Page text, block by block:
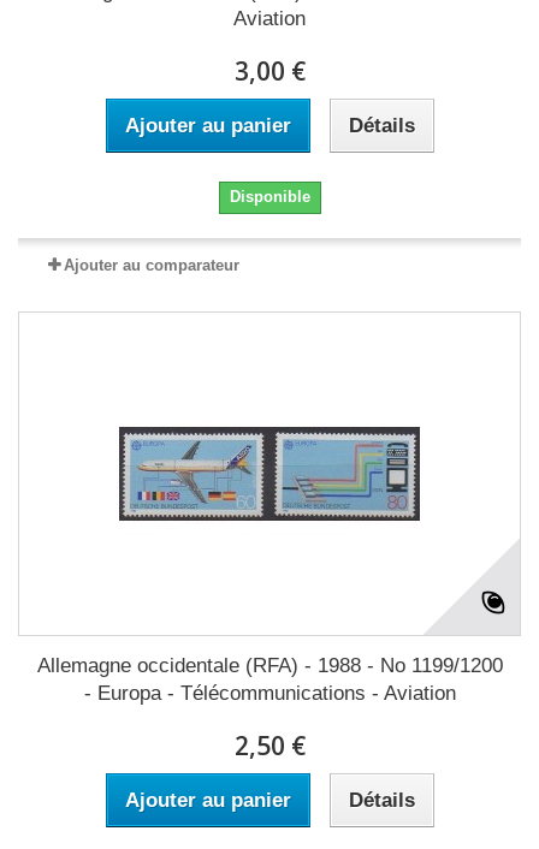
Aviation
3,00 €
Ajouter au panier Détails
Disponible
Ajouter au comparateur
Allemagne occidentale (RFA) - 1988 - No 1199/1200
- Europa - Télécommunications - Aviation
2,50 €
Ajouter au panier Détails